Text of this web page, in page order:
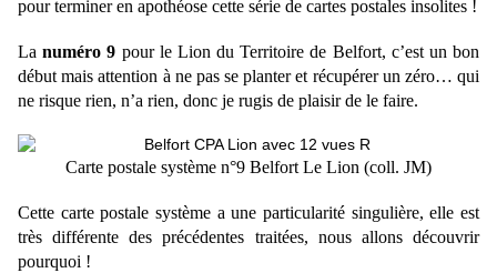
pour terminer en apothéose cette série de cartes postales insolites !
Lanuméro 9 pour le Lion du Territoire de Belfort, c’est un bon
début mais attention à ne pas se planter et récupérer un zéro… qui
ne risque rien, n’a rien, donc je rugis de plaisir de le faire.
Carte postale système n°9 Belfort Le Lion (coll. JM)
Cette carte postale système a une particularité singulière, elle est
très différente des précédentes traitées, nous allons découvrir
pourquoi !